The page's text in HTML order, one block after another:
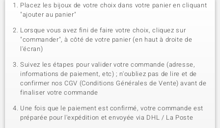
Placez les bijoux de votre choix dans votre panier en cliquant
"ajouter au panier"
Lorsque vous avez fini de faire votre choix, cliquez sur
"commander", à côté de votre panier (en haut à droite de
l'écran)
Suivez les étapes pour valider votre commande (adresse,
informations de paiement, etc) ; n'oubliez pas de lire et de
confirmer nos CGV (Conditions Générales de Vente) avant de
finaliser votre commande
Une fois que le paiement est confirmé, votre commande est
préparée pour l'expédition et envoyée via DHL / La Poste